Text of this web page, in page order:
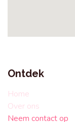
Ontdek
Home
Over ons
Neem contact op